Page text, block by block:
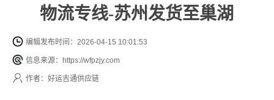
物流专线-苏州发货至巢湖
编辑发布时间：2026-04-15 10:01:53
信息来源：https://wfpzjy.com
作者：好运吉通供应链